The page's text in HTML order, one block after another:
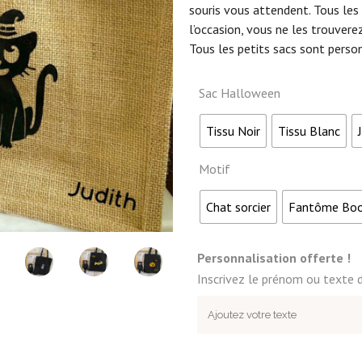
souris vous attendent. Tous
l’occasion, vous ne les
Tous les petits sacs sont
Sac Halloween
Tissu Noir Tissu Blanc
Motif
Chat sorcier Fantôme
Personnalisation offerte !
Inscrivez le prénom ou texte